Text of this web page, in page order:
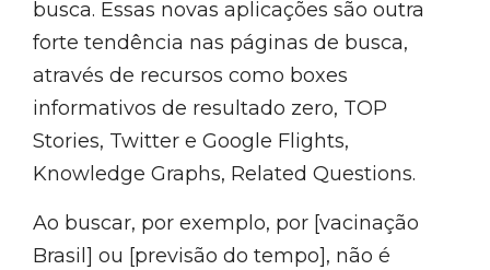
busca. Essas novas aplicações são outra
forte tendência nas páginas de busca,
através de recursos como boxes
informativos de resultado zero, TOP
Stories, Twitter e Google Flights,
Knowledge Graphs, Related Questions.
Ao buscar, por exemplo, por [vacinação
Brasil] ou [previsão do tempo], não é